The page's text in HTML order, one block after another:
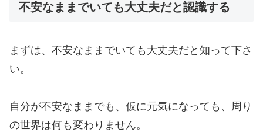
不安なままでいても大丈夫だと認識する
まずは、不安なままでいても大丈夫だと知って下さ
い。
自分が不安なままでも、仮に元気になっても、周り
の世界は何も変わりません。